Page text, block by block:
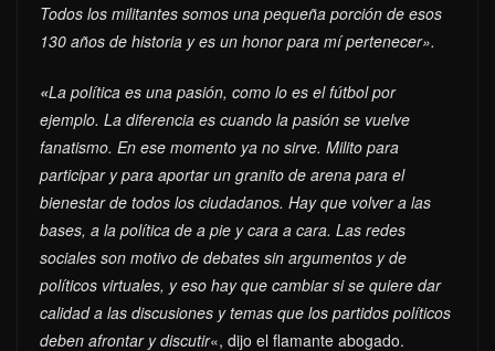
Todos los militantes somos una pequeña porción de esos
130 años de historia y es un honor para mí pertenecer».
«La política es una pasión, como lo es el fútbol por
ejemplo. La diferencia es cuando la pasión se vuelve
fanatismo. En ese momento ya no sirve. Milito para
participar y para aportar un granito de arena para el
bienestar de todos los ciudadanos. Hay que volver a las
bases, a la política de a pie y cara a cara. Las redes
sociales son motivo de debates sin argumentos y de
políticos virtuales, y eso hay que cambiar si se quiere dar
calidad a las discusiones y temas que los partidos políticos
deben afrontar y discutir«, dijo el flamante abogado.